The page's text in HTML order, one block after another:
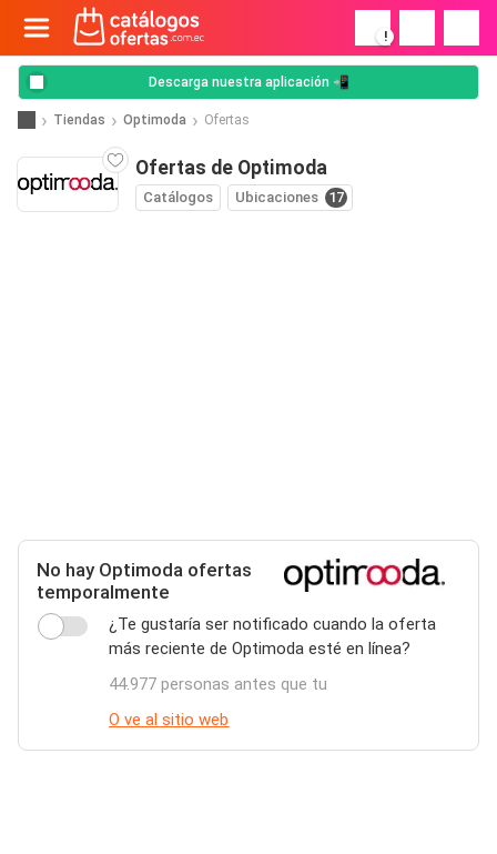
!
Descarga nuestra aplicación 📲
Tiendas Optimoda Ofertas
Ofertas de Optimoda
Catálogos Ubicaciones 17
No hay Optimoda ofertas
temporalmente
¿Te gustaría ser notificado cuando la oferta
más reciente de Optimoda esté en línea?
44.977 personas antes que tu
O ve al sitio web